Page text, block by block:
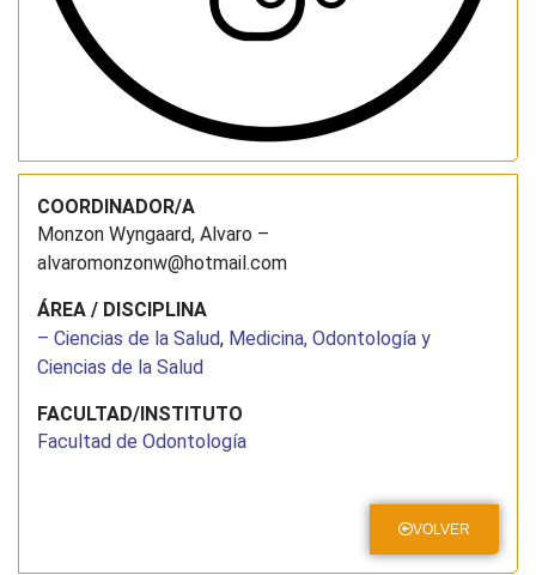
COORDINADOR/A
Monzon Wyngaard, Alvaro –
alvaromonzonw@hotmail.com
ÁREA / DISCIPLINA
– Ciencias de la Salud, Medicina, Odontología y
Ciencias de la Salud
FACULTAD/INSTITUTO
Facultad de Odontología
VOLVER